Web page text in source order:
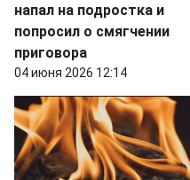
напал на подростка и
попросил о смягчении
приговора
04 июня 2026 12:14